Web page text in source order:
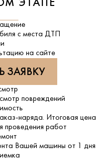
ЭТАПЕ
с места ДТП
на сайте
ЗАЯВКУ
повреждений
наряда. Итоговая цена
проведения работ
Вашей машины от 1 дня